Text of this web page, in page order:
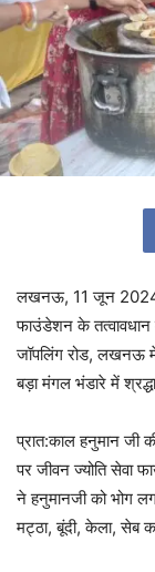
लखनऊ, 11 जून 2024।
फाउंडेशन के
जॉपलिंग रोड, लखनऊ
बड़ा मंगल भंडारे में
प्रात:काल हनुमान जी
पर जीवन ज्योति सेवा
ने हनुमानजी को भोग
मट्ठा, बूंदी, केला, सेब